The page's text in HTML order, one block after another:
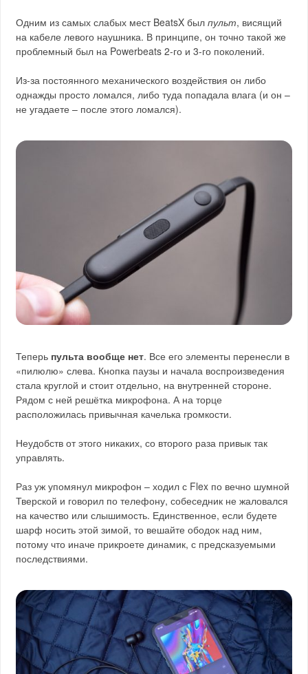
Одним из самых слабых мест BeatsX былпульт, висящий
на кабеле левого наушника. В принципе, он точно такой же
проблемный был на Powerbeats 2-го и 3-го поколений.
Из-за постоянного механического воздействия он либо
однажды просто ломался, либо туда попадала влага (и он –
не угадаете – после этого ломался).
Теперь пульта вообще нет. Все его элементы перенесли в
«пилюлю» слева. Кнопка паузы и начала воспроизведения
стала круглой и стоит отдельно, на внутренней стороне.
Рядом с ней решётка микрофона. А на торце
расположилась привычная качелька громкости.
Неудобств от этого никаких, со второго раза привык так
управлять.
Раз уж упомянул микрофон – ходил с Flex по вечно шумной
Тверской и говорил по телефону, собеседник не жаловался
на качество или слышимость. Единственное, если будете
шарф носить этой зимой, то вешайте ободок над ним,
потому что иначе прикроете динамик, с предсказуемыми
последствиями.